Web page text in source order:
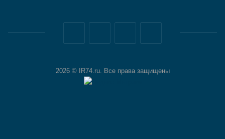
2026 © IR74.ru. Все права защищены